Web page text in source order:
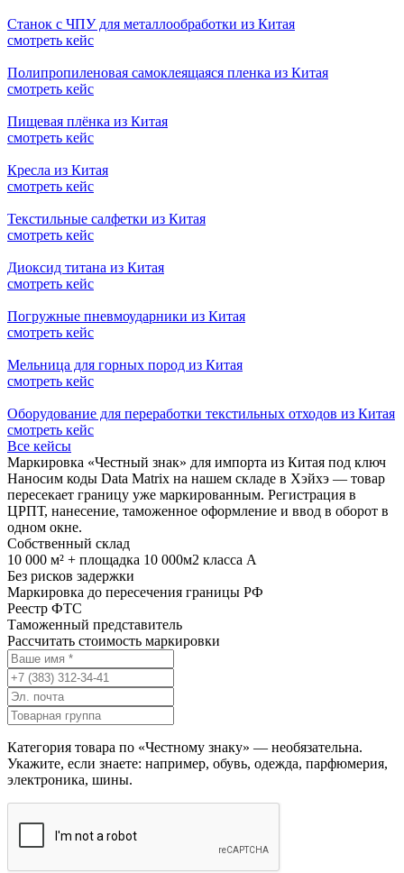
Станок с ЧПУ для металлообработки из Китая
смотреть кейс
Полипропиленовая самоклеящаяся пленка из Китая
смотреть кейс
Пищевая плёнка из Китая
смотреть кейс
Кресла из Китая
смотреть кейс
Текстильные салфетки из Китая
смотреть кейс
Диоксид титана из Китая
смотреть кейс
Погружные пневмоударники из Китая
смотреть кейс
Мельница для горных пород из Китая
смотреть кейс
Оборудование для переработки текстильных отходов из Китая
смотреть кейс
Все кейсы
Маркировка «Честный знак» для импорта из Китая под ключ
Наносим коды Data Matrix на нашем складе в Хэйхэ — товар
пересекает границу уже маркированным. Регистрация в
ЦРПТ, нанесение, таможенное оформление и ввод в оборот в
одном окне.
Собственный склад
10 000 м² + площадка 10 000м2 класса А
Без рисков задержки
Маркировка до пересечения границы РФ
Реестр ФТС
Таможенный представитель
Рассчитать стоимость маркировки
Категория товара по «Честному знаку» — необязательна.
Укажите, если знаете: например, обувь, одежда, парфюмерия,
электроника, шины.